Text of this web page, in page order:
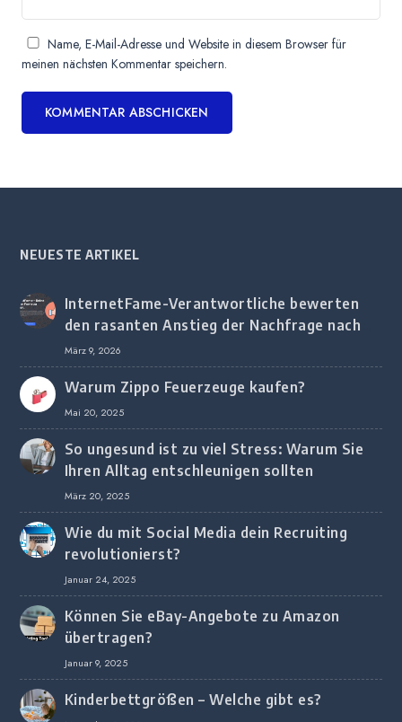
Name, E-Mail-Adresse und Website in diesem Browser für
meinen nächsten Kommentar speichern.
NEUESTE ARTIKEL
InternetFame-Verantwortliche bewerten
den rasanten Anstieg der Nachfrage nach
digitalem Marketing bei deutschen
Unternehmen
März 9, 2026
Warum Zippo Feuerzeuge kaufen?
Mai 20, 2025
So ungesund ist zu viel Stress: Warum Sie
Ihren Alltag entschleunigen sollten
März 20, 2025
Wie du mit Social Media dein Recruiting
revolutionierst?
Januar 24, 2025
Können Sie eBay-Angebote zu Amazon
übertragen?
Januar 9, 2025
Kinderbettgrößen – Welche gibt es?